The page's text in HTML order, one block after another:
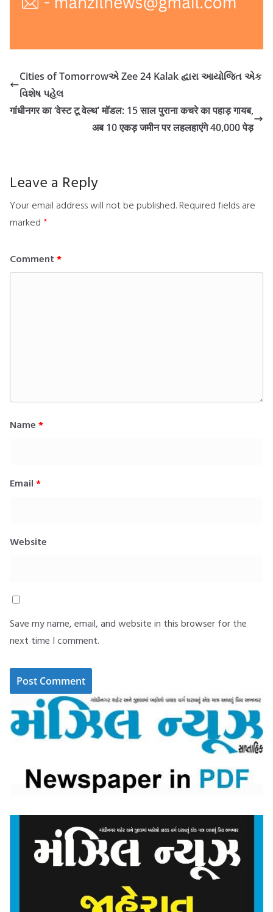
Cities of Tomorrowએ Zee 24 Kalak દ્વારા આયોજિત એક
વિશેષ પહેલ
गांधीनगर का ‘वेस्ट टू वेल्थ’ मॉडल: 15 साल पुराना कचरे का पहाड़ गायब,
अब 10 एकड़ जमीन पर लहलहाएंगे 40,000 पेड़
Leave a Reply
Your email address will not be published. Required fields are
marked *
Comment *
Name *
Email *
Website
Save my name, email, and website in this browser for the
next time I comment.